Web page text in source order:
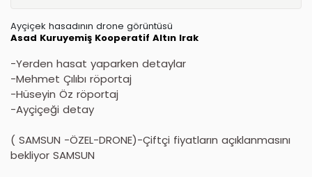
Ayçiçek hasadının drone görüntüsü
Asad Kuruyemiş Kooperatif Altın Irak
-Yerden hasat yaparken detaylar
-Mehmet Çılıbı röportaj
-Hüseyin Öz röportaj
-Ayçiçeği detay
( SAMSUN -ÖZEL-DRONE)-Çiftçi fiyatların açıklanmasını
bekliyor SAMSUN